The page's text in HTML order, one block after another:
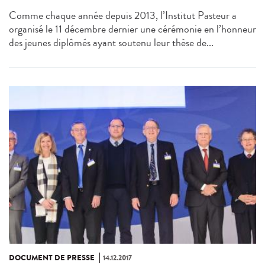
Comme chaque année depuis 2013, l’Institut Pasteur a
organisé le 11 décembre dernier une cérémonie en l’honneur
des jeunes diplômés ayant soutenu leur thèse de...
DOCUMENT DE PRESSE 14.12.2017